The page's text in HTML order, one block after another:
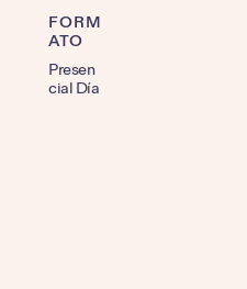
FORM
ATO
Presen
cial Día